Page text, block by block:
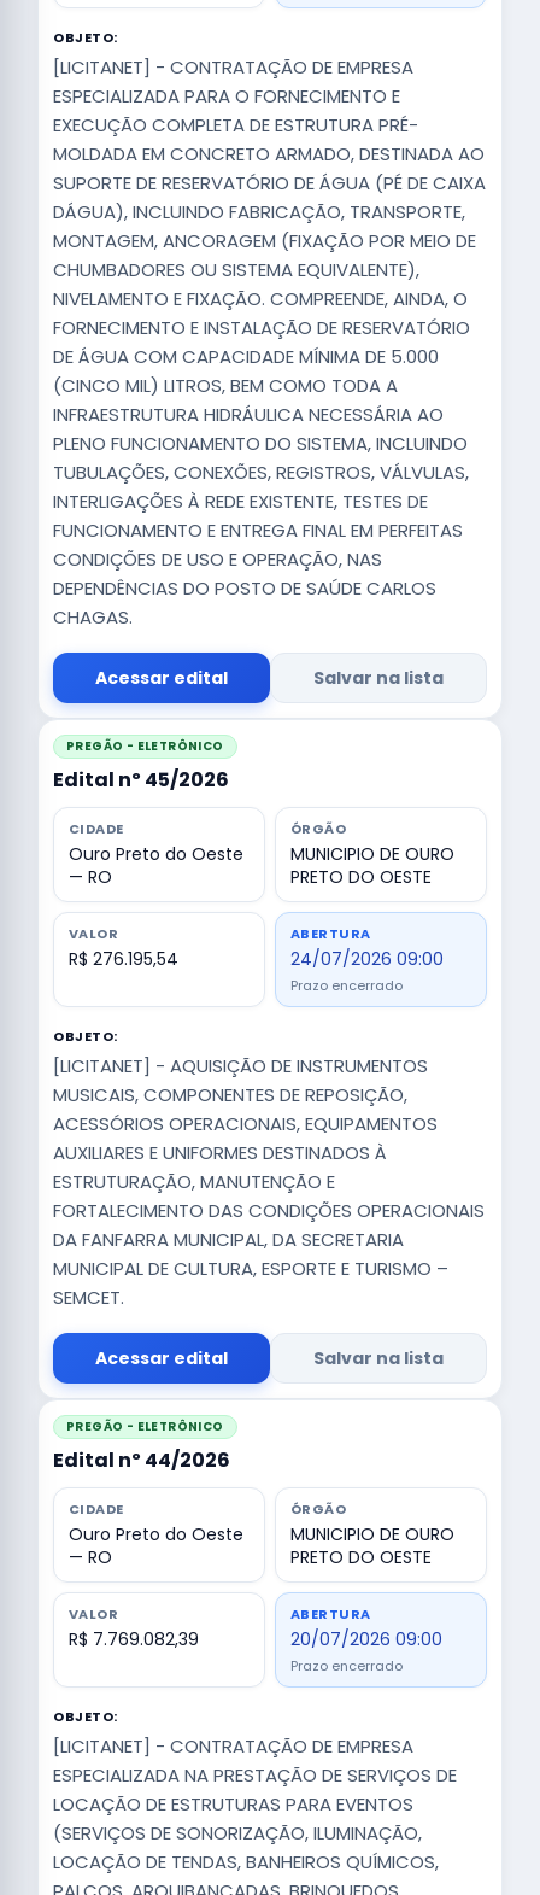
OBJETO:
[LICITANET] - CONTRATAÇÃO DE EMPRESA
ESPECIALIZADA PARA O FORNECIMENTO E
EXECUÇÃO COMPLETA DE ESTRUTURA PRÉ-
MOLDADA EM CONCRETO ARMADO, DESTINADA AO
SUPORTE DE RESERVATÓRIO DE ÁGUA (PÉ DE CAIXA
DÁGUA), INCLUINDO FABRICAÇÃO, TRANSPORTE,
MONTAGEM, ANCORAGEM (FIXAÇÃO POR MEIO DE
CHUMBADORES OU SISTEMA EQUIVALENTE),
NIVELAMENTO E FIXAÇÃO. COMPREENDE, AINDA, O
FORNECIMENTO E INSTALAÇÃO DE RESERVATÓRIO
DE ÁGUA COM CAPACIDADE MÍNIMA DE 5.000
(CINCO MIL) LITROS, BEM COMO TODA A
INFRAESTRUTURA HIDRÁULICA NECESSÁRIA AO
PLENO FUNCIONAMENTO DO SISTEMA, INCLUINDO
TUBULAÇÕES, CONEXÕES, REGISTROS, VÁLVULAS,
INTERLIGAÇÕES À REDE EXISTENTE, TESTES DE
FUNCIONAMENTO E ENTREGA FINAL EM PERFEITAS
CONDIÇÕES DE USO E OPERAÇÃO, NAS
DEPENDÊNCIAS DO POSTO DE SAÚDE CARLOS
CHAGAS.
Acessar edital Salvar na lista
PREGÃO - ELETRÔNICO
Edital nº 45/2026
CIDADE
Ouro Preto do Oeste
— RO
ÓRGÃO
MUNICIPIO DE OURO
PRETO DO OESTE
VALOR
R$ 276.195,54
ABERTURA
24/07/2026 09:00
Prazo encerrado
OBJETO:
[LICITANET] - AQUISIÇÃO DE INSTRUMENTOS
MUSICAIS, COMPONENTES DE REPOSIÇÃO,
ACESSÓRIOS OPERACIONAIS, EQUIPAMENTOS
AUXILIARES E UNIFORMES DESTINADOS À
ESTRUTURAÇÃO, MANUTENÇÃO E
FORTALECIMENTO DAS CONDIÇÕES OPERACIONAIS
DA FANFARRA MUNICIPAL, DA SECRETARIA
MUNICIPAL DE CULTURA, ESPORTE E TURISMO –
SEMCET.
Acessar edital Salvar na lista
PREGÃO - ELETRÔNICO
Edital nº 44/2026
CIDADE
Ouro Preto do Oeste
— RO
ÓRGÃO
MUNICIPIO DE OURO
PRETO DO OESTE
VALOR
R$ 7.769.082,39
ABERTURA
20/07/2026 09:00
Prazo encerrado
OBJETO:
[LICITANET] - CONTRATAÇÃO DE EMPRESA
ESPECIALIZADA NA PRESTAÇÃO DE SERVIÇOS DE
LOCAÇÃO DE ESTRUTURAS PARA EVENTOS
(SERVIÇOS DE SONORIZAÇÃO, ILUMINAÇÃO,
LOCAÇÃO DE TENDAS, BANHEIROS QUÍMICOS,